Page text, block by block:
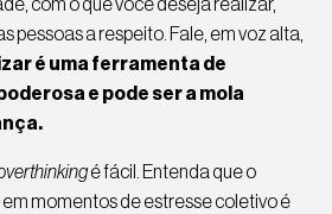
pessoas a respeito. Fale , em voz alta,
é uma ferramenta de
e pode ser a mola
é fácil. Entenda que o
momentos de estresse coletivo é